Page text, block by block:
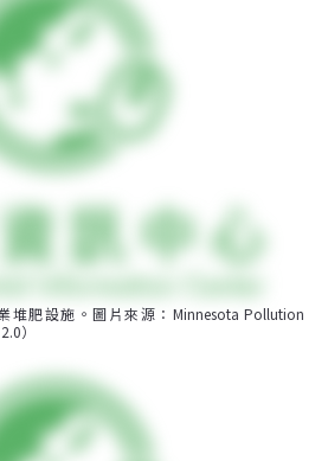
堆肥設施。圖片來源：Minnesota Pollution
）